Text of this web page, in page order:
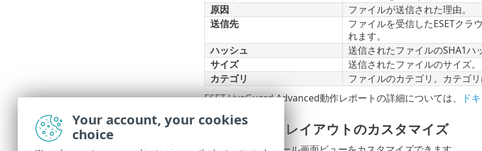
原因
ファイルが送信された理由。
送信先
ファイルを受信したESETクラ
れます。
ハッシュ
送信されたファイルのSHA1ハ
サイズ
送信されたファイルのサイズ。
カテゴリ
ファイルのカテゴリ。カテゴ
ESET LiveGuard Advanced動作レポートの詳細については、
ド
フィルターとレイアウトのカスタマイズ
Your account, your cookies
choice